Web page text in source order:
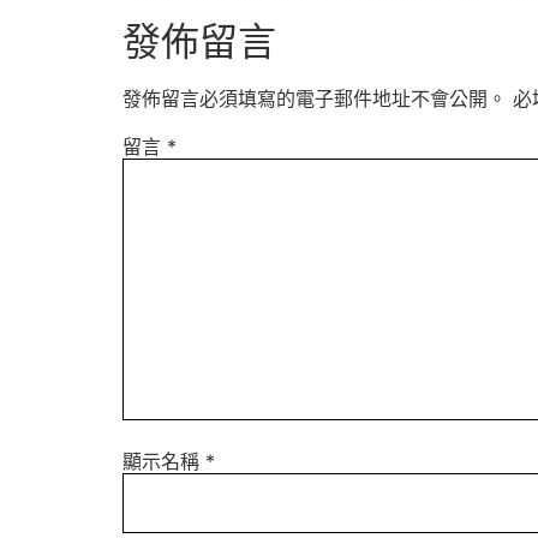
發佈留言
發佈留言必須填寫的電子郵件地址不會公開。 必
留言 *
顯示名稱 *